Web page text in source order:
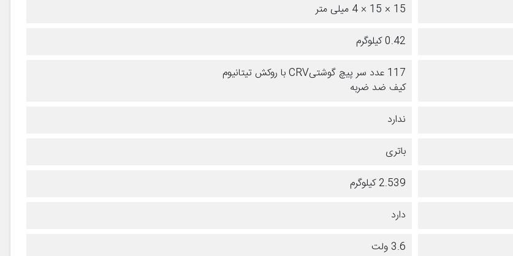
15 × 15 × 4 میلی متر
0.42 کیلوگرم
117 عدد سر پیچ گوشتیCRV با روکش تیتانیوم
کیف ضد ضربه
ندارد
باتری
2.539 کیلوگرم
دارد
3.6 ولت